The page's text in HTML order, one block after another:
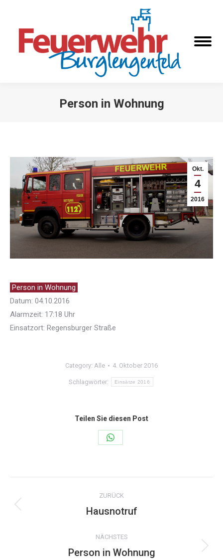
Person in Wohnung
Okt.
4
2016
Person in Wohnung
Datum: 04.10.2016
Alarmzeit: 17:18 Uhr
Einsatzort: Regensburger Straße
Category: Alle 4. Oktober 2016
Schlagwörter: Einsätze 2016
Teilen Sie diesen Post
Share
WhatsApp
Kommentarnavigation
ZURÜCK
Vorheriger
Hausnotruf
NÄCHSTES
Nächster
Person in Wohnung